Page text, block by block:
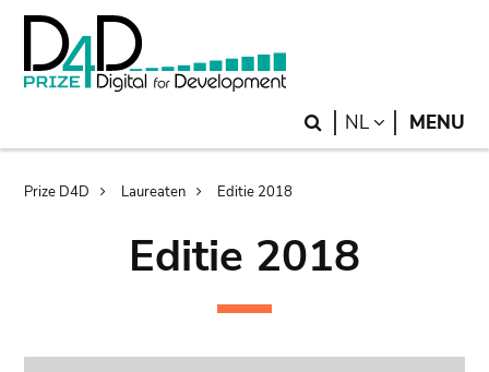
Skip
main
Skip
search
Search
NL LANGUAGE
MENU
Breadcrumb
Prize D4D Laureaten Editie 2018
Editie 2018